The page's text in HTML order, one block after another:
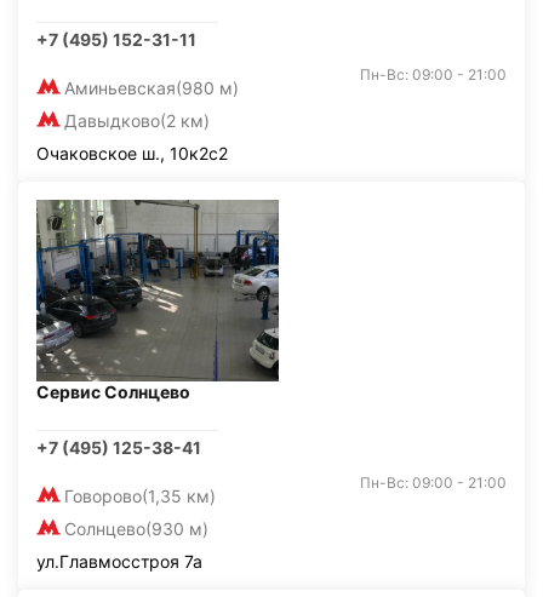
+7 (495) 152-31-11
Аминьевская(980 м)
Давыдково(2 км)
Пн-Вс: 09:00 - 21:00
Очаковское ш., 10к2с2
Сервис Солнцево
+7 (495) 125-38-41
Говорово(1,35 км)
Солнцево(930 м)
Пн-Вс: 09:00 - 21:00
ул.Главмосстроя 7а